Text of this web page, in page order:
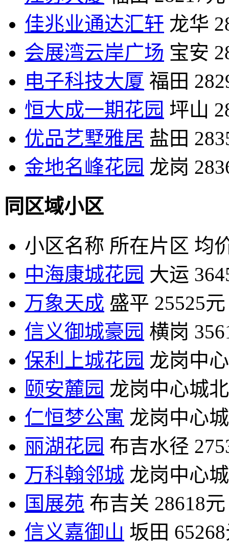
佳兆业通达汇轩 龙华
会展湾云岸广场 宝安
电子科技大厦 福田
恒大成一期花园 坪山
优品艺墅雅居 盐田
金地名峰花园 龙岗
同区域小区
小区名称 所在片区 均
中海康城花园 大运
万象天成 盛平 25525元
信义御城豪园 横岗
保利上城花园 龙岗中
颐安麓园 龙岗中心城北
仁恒梦公寓 龙岗中心
丽湖花园 布吉水径
万科翰邻城 龙岗中心
国展苑 布吉关 28618元
信义嘉御山 坂田